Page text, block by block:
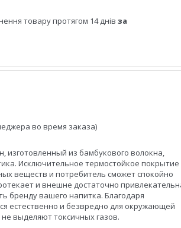
товару протягом 14 днів за
во время заказа)
изготовленный из бамбукового волокна,
Исключительное термостойкое покрытие
веществ и потребитель сможет спокойно
и внешне достаточно
бренду вашего напитка. Благодаря
естественно и безвредно для окружающей
выделяют токсичных газов.